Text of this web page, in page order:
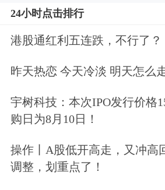
新渠道。健全绿色消费
新能源
、循环利用、节
求。加快文旅与科技及
培育文化创意、电竞娱
演艺、赛事等业态，结
政策支持开展国际旅游
就业机会。
24小时点击排行
港股通红利五连跌，不行了？
昨天热恋 今天冷淡 明天怎么
宇树科技：本次IPO发行价格
购日为8月10日！
操作丨A股低开高走，又冲高
调整，划重点了！